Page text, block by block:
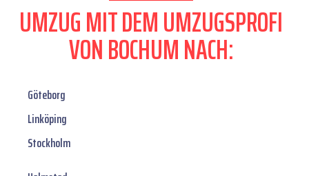
UMZUG MIT DEM UMZUGSPROFI
VON BOCHUM NACH:
Göteborg
Linköping
Stockholm